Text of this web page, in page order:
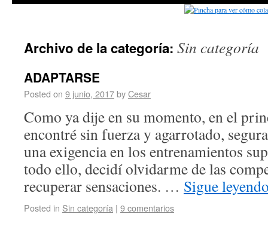
Archivo de la categoría: Sin categoría
ADAPTARSE
Posted on 9 junio, 2017byCesar
Como ya dije en su momento, en el
encontré sin fuerza y agarrotado,
una exigencia en los entrenamientos
todo ello, decidí olvidarme de las
recuperar sensaciones. … Sigue
Posted in Sin categoría | 9 comentarios